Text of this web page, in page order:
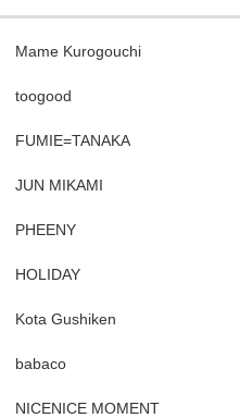
Mame Kurogouchi
toogood
FUMIE=TANAKA
JUN MIKAMI
PHEENY
HOLIDAY
Kota Gushiken
babaco
NICENICE MOMENT